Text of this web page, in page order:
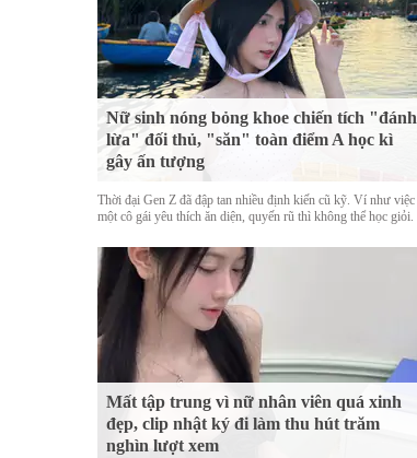
Nữ sinh nóng bỏng khoe chiến tích "đánh
lừa" đối thủ, "săn" toàn điểm A học kì
gây ấn tượng
Thời đại Gen Z đã đập tan nhiều định kiến cũ kỹ. Ví như việc
một cô gái yêu thích ăn diện, quyến rũ thì không thể học giỏi.
Mất tập trung vì nữ nhân viên quá xinh
đẹp, clip nhật ký đi làm thu hút trăm
nghìn lượt xem